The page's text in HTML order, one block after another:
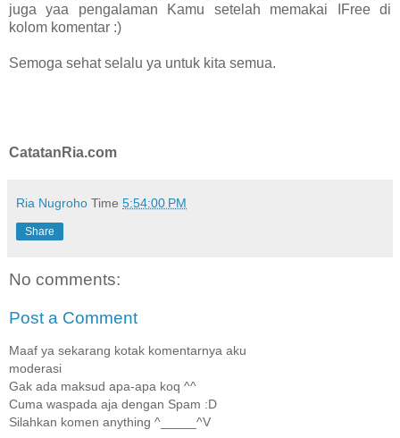
juga yaa pengalaman Kamu setelah memakai IFree di
kolom komentar :)
Semoga sehat selalu ya untuk kita semua.
CatatanRia.com
Ria Nugroho Time 5:54:00 PM
Share
No comments:
Post a Comment
Maaf ya sekarang kotak komentarnya aku
moderasi
Gak ada maksud apa-apa koq ^^
Cuma waspada aja dengan Spam :D
Silahkan komen anything ^_____^V